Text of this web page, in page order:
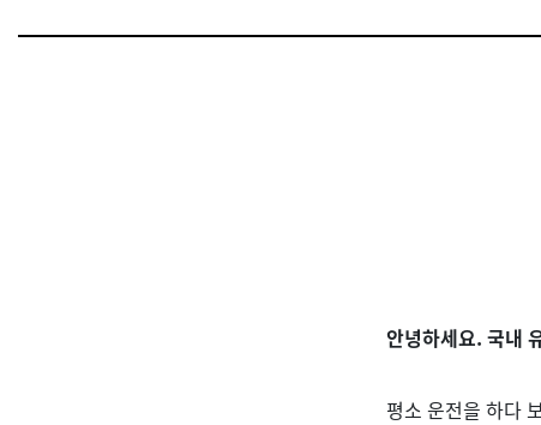
안녕하세요. 국내
평소 운전을 하다